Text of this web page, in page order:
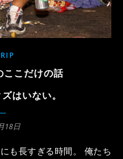
ここだけの話
はいない。
18日